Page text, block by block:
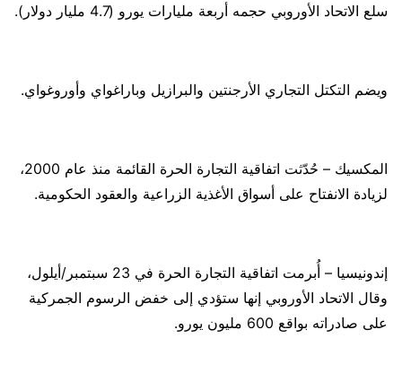
سلع الاتحاد الأوروبي حجمه أربعة مليارات يورو (4.7 مليار دولار).
ويضم التكتل التجاري الأرجنتين والبرازيل وباراغواي وأوروغواي.
المكسيك – حُدّثت اتفاقية التجارة الحرة القائمة منذ عام 2000،
لزيادة الانفتاح على أسواق الأغذية الزراعية والعقود الحكومية.
إندونيسيا – أُبرمت اتفاقية التجارة الحرة في 23 سبتمبر/أيلول،
وقال الاتحاد الأوروبي إنها ستؤدي إلى خفض الرسوم الجمركية
على صادراته بواقع 600 مليون يورو.